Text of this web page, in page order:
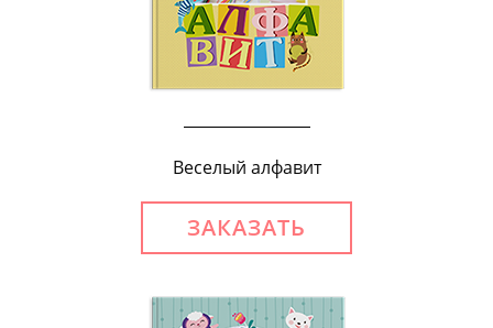
Веселый алфавит
ЗАКАЗАТЬ